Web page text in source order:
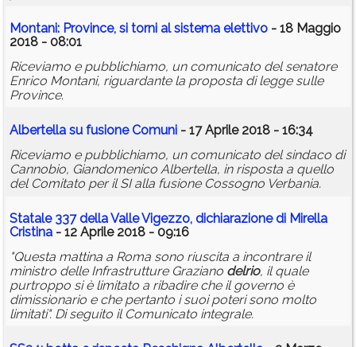
Montani: Province, si torni al sistema elettivo - 18 Maggio
2018 - 08:01
Riceviamo e pubblichiamo, un comunicato del senatore
Enrico Montani, riguardante la proposta di legge sulle
Province.
Albertella su fusione Comuni - 17 Aprile 2018 - 16:34
Riceviamo e pubblichiamo, un comunicato del sindaco di
Cannobio, Giandomenico Albertella, in risposta a quello
del Comitato per il SI alla fusione Cossogno Verbania.
Statale 337 della Valle Vigezzo, dichiarazione di Mirella
Cristina - 12 Aprile 2018 - 09:16
"Questa mattina a Roma sono riuscita a incontrare il
ministro delle Infrastrutture Graziano delrio, il quale
purtroppo si è limitato a ribadire che il governo è
dimissionario e che pertanto i suoi poteri sono molto
limitati". Di seguito il Comunicato integrale.